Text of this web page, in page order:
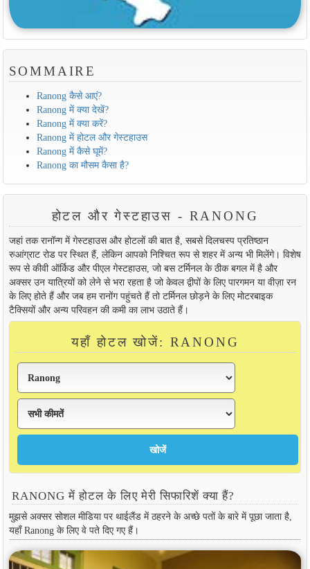
SOMMAIRE
Ranong कैसे आएं?
Ranong में क्या देखें?
Ranong में क्या करें?
Ranong में होटल और गेस्टहाउस
Ranong में कैसे घूमें?
Ranong का मौसम कैसा है?
होटल और गेस्टहाउस - RANONG
जहां तक ​​रानॉन्ग में गेस्टहाउस और होटलों की बात है, सबसे दिलचस्प प्रतिष्ठान
रुआंग्राट रोड पर स्थित हैं, लेकिन आपको निश्चित रूप से शहर में अन्य भी मिलेंगे। विशेष
रूप से कीवी ऑर्किड और पीएल गेस्टहाउस, जो बस टर्मिनल के ठीक बगल में है और
अक्सर उन यात्रियों को लेने से भरा रहता है जो केवल द्वीपों के लिए पारगमन या वीज़ा रन
के लिए होते हैं और जब हम रानोंग पहुंचते हैं तो टर्मिनल छोड़ने के लिए मोटरबाइक
टैक्सियों और अन्य परिवहन की कमी का लाभ उठाते हैं।
यहाँ होटल खोजें: RANONG
RANONG में होटल के लिए मेरी सिफारिशें क्या हैं?
मुझसे अक्सर सोशल मीडिया पर थाईलैंड में ठहरने के अच्छे पतों के बारे में पूछा जाता है,
यहाँ Ranong के लिए वे पते दिए गए हैं।